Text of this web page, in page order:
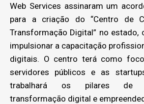
Web Services assinaram um
para a criação do “Centro de
Transformação Digital” no
impulsionar a capacitação
digitais. O centro terá como
servidores públicos e as
trabalhará os pilares de
transformação digital e